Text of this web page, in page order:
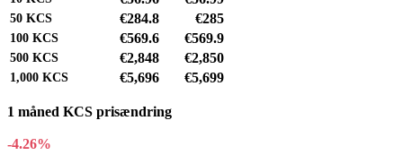
50 KCS €284.8 €285
100 KCS €569.6 €569.9
500 KCS €2,848 €2,850
1,000 KCS €5,696 €5,699
1 måned KCS prisændring
-4.26%